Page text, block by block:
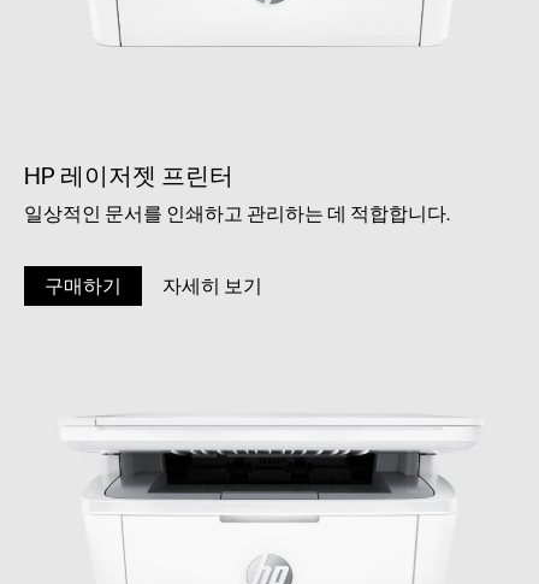
HP 레이저젯 프린터
일상적인 문서를 인쇄하고 관리하는 데 적합합니다.
구매하기 자세히 보기